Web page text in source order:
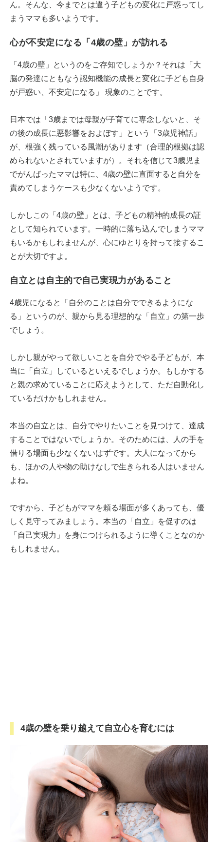
ん。そんな、今までとは違う子どもの変化に戸惑ってし
まうママも多いようです。
心が不安定になる「4歳の壁」が訪れる
「4歳の壁」というのをご存知でしょうか？それは「大
脳の発達にともなう認知機能の成長と変化に子ども自身
が戸惑い、不安定になる」 現象のことです。
日本では「3歳までは母親が子育てに専念しないと、そ
の後の成長に悪影響をおよぼす」という「3歳児神話」
が、根強く残っている風潮があります（合理的根拠は認
められないとされていますが）。それを信じて3歳児ま
でがんばったママは特に、4歳の壁に直面すると自分を
責めてしまうケースも少なくないようです。
しかしこの「4歳の壁」とは、子どもの精神的成長の証
として知られています。一時的に落ち込んでしまうママ
もいるかもしれませんが、心にゆとりを持って接するこ
とが大切ですよ。
自立とは自主的で自己実現力があること
4歳児になると「自分のことは自分でできるようにな
る」というのが、親から見る理想的な「自立」の第一歩
でしょう。
しかし親がやって欲しいことを自分でやる子どもが、本
当に「自立」しているといえるでしょうか。もしかする
と親の求めていることに応えようとして、ただ自動化し
ているだけかもしれません。
本当の自立とは、自分でやりたいことを見つけて、達成
することではないでしょうか。そのためには、人の手を
借りる場面も少なくないはずです。大人になってから
も、ほかの人や物の助けなしで生きられる人はいません
よね。
ですから、子どもがママを頼る場面が多くあっても、優
しく見守ってみましょう。本当の「自立」を促すのは
「自己実現力」を身につけられるように導くことなのか
もしれません。
4歳の壁を乗り越えて自立心を育むには